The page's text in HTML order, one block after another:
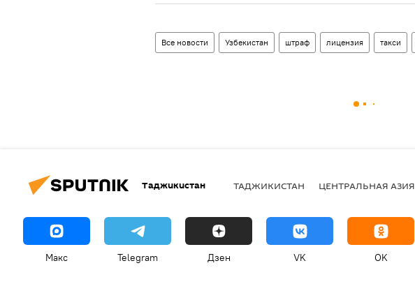
Все новости Узбекистан штраф лицензия такси
Таджикистан ТАДЖИКИСТАН ЦЕНТРАЛЬНАЯ АЗИЯ
Макс Telegram Дзен VK OK